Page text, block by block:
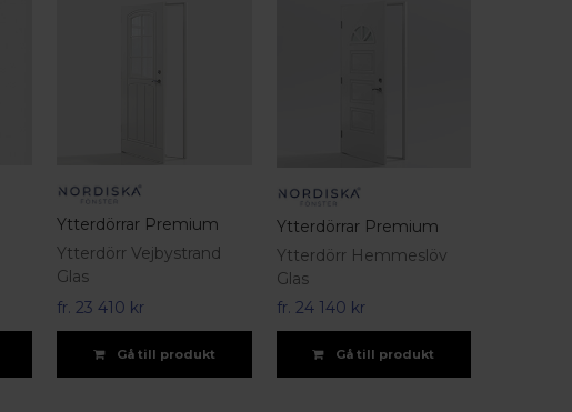
Ytterdörrar Premium
Ytterdörr Vejbystrand
Glas
fr.23 410 kr
Gå till produkt
Ytterdörrar Premium
Ytterdörr Hemmeslöv
Glas
fr. 24 140 kr
Gå till produkt